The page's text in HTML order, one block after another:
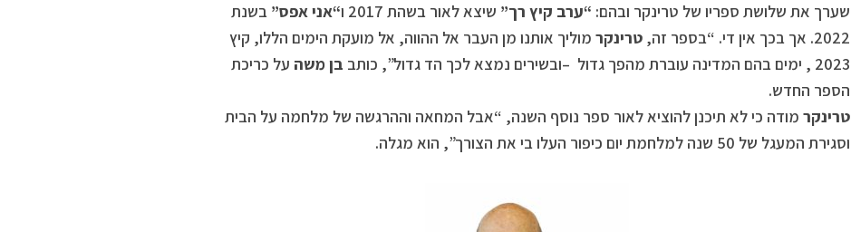
שערך את שלושת ספריו של טרינקר ובהם: “ערב קיץ רך” שיצא לאור בשהת 2017 ו “אני אפס” בשנת
2022. אך בכך אין די. “בספר זה,
טרינקרמוליך אותנו מן העבר אל ההווה, אל מועקת הימים הללו, קיץ
2023 , ימים בהם המדינה עוברת מהפך גדול –ובשירים נמצא לכך הד גדול”, כותב
בן משה על כריכת
הספר החדש.
טרינקרמודה כי לא תיכנן להוציא לאור ספר נוסף השנה, “אבל המחאה וההרגשה של מלחמה על הבית
וסגירת המעגל של 50 שנה למלחמת יום כיפור העלו בי את הצורך”, הוא מגלה.